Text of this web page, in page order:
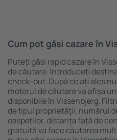
Cum pot găsi cazare în
Puteți găsi rapid cazare în
de căutare. Introduceți
check-out. După ce ați ales
motorul de căutare va afișa
disponibile în Vissenbjerg.
de tipul proprietăţii, numărul
oaspeților, distanța față de
gratuită va face căutarea